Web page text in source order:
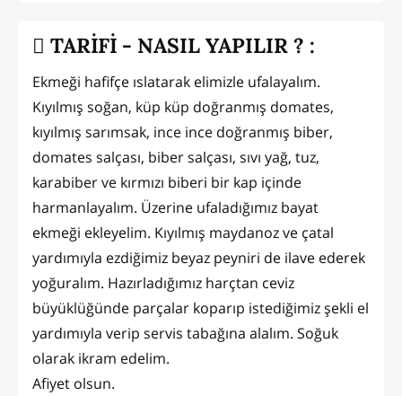
TARİFİ - NASIL YAPILIR ? :
Ekmeği hafifçe ıslatarak elimizle ufalayalım.
Kıyılmış soğan, küp küp doğranmış domates,
kıyılmış sarımsak, ince ince doğranmış biber,
domates salçası, biber salçası, sıvı yağ, tuz,
karabiber ve kırmızı biberi bir kap içinde
harmanlayalım. Üzerine ufaladığımız bayat
ekmeği ekleyelim. Kıyılmış maydanoz ve çatal
yardımıyla ezdiğimiz beyaz peyniri de ilave ederek
yoğuralım. Hazırladığımız harçtan ceviz
büyüklüğünde parçalar koparıp istediğimiz şekli el
yardımıyla verip servis tabağına alalım. Soğuk
olarak ikram edelim.
Afiyet olsun.